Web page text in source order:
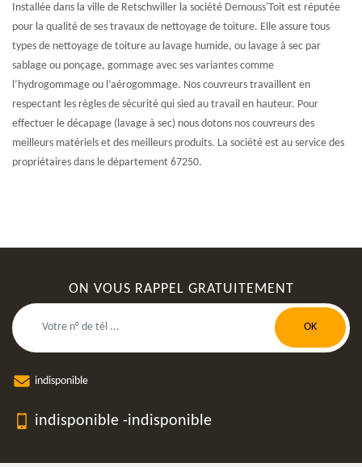
Installée dans la ville de Retschwiller la société Demouss'Toit est réputée
pour la qualité de ses travaux de nettoyage de toiture. Elle assure tous
types de nettoyage de toiture au lavage humide, ou lavage à sec par
sablage ou ponçage, gommage avec ses variantes comme
l’hydrogommage ou l’aérogommage. Nos couvreurs travaillent en
respectant les règles de sécurité qui sied au travail en hauteur. Pour
effectuer le décapage (lavage à sec) nous dotons nos couvreurs des
meilleurs matériels et des meilleurs produits. La société est au service des
propriétaires dans le département 67250.
ON VOUS RAPPEL GRATUITEMENT
indisponible
indisponible -indisponible